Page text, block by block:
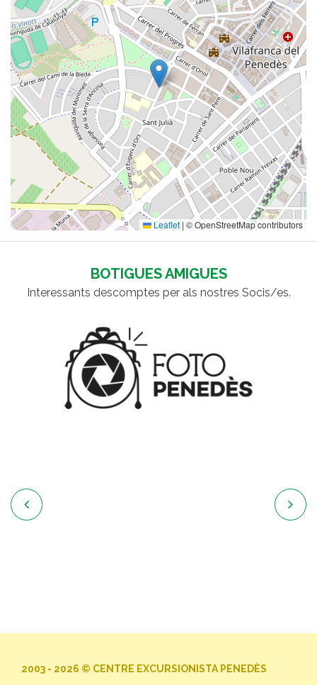
Leaflet | © OpenStreetMap contributors
BOTIGUES AMIGUES
Interessants descomptes per als nostres Socis/es.
 
2003 - 2026 © CENTRE EXCURSIONISTA PENEDÈS